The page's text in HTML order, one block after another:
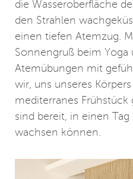
die Wasseroberfläche
den Strahlen
einen tiefen Atemzug.
Sonnengruß beim Yoga
Atemübungen mit
wir, uns unseres
mediterranes Frühstück
sind bereit, in einen
wachsen können.